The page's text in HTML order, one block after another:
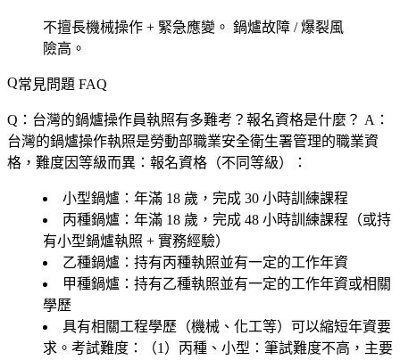
不擅長機械操作 + 緊急應變。 鍋爐故障 / 爆裂風
險高。
常見問題 FAQ
Q：台灣的鍋爐操作員執照有多難考？報名資格是什麼？ A：
台灣的鍋爐操作執照是勞動部職業安全衛生署管理的職業資
格，難度因等級而異：報名資格（不同等級）：
小型鍋爐 ：年滿 18 歲，完成 30 小時訓練課程
丙種鍋爐 ：年滿 18 歲，完成 48 小時訓練課程（或持
有小型鍋爐執照 + 實務經驗）
乙種鍋爐 ：持有丙種執照並有一定的工作年資
甲種鍋爐 ：持有乙種執照並有一定的工作年資或相關
學歷
具有相關工程學歷（機械、化工等）可以縮短年資要
求。考試難度：（1） 丙種、小型 ：筆試難度不高，主要